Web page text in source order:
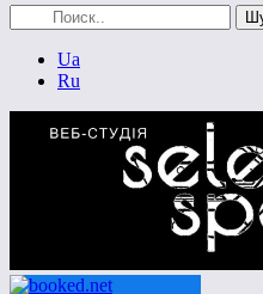
Ua
Ru